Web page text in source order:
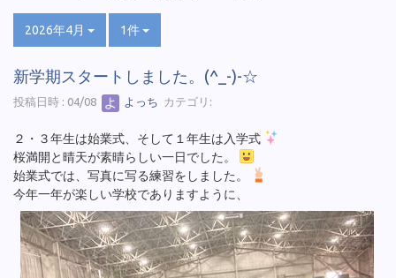
2026年4月 1件
新学期スタートしました。(^_-)-☆
投稿日時 : 04/08 よっち カテゴリ:
２・３年生は始業式、そして１年生は入学式
桜満開と晴天が素晴らしい一日でした。
始業式では、写真に写る練習をしました。
今年一年が楽しい学校でありますように、